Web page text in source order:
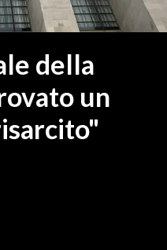
della
un